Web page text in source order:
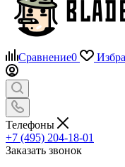
Сравнение0
Телефоны
+7 (495) 204-18-01
Заказать звонок